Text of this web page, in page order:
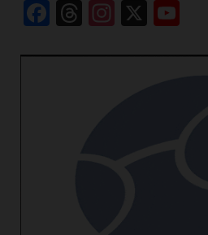
Facebook
Threads
Instagram
X